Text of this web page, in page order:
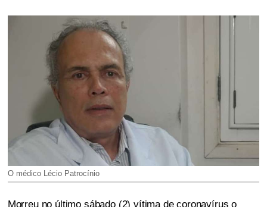
O médico Lécio Patrocínio
Morreu no último sábado (2) vítima de coronavírus o